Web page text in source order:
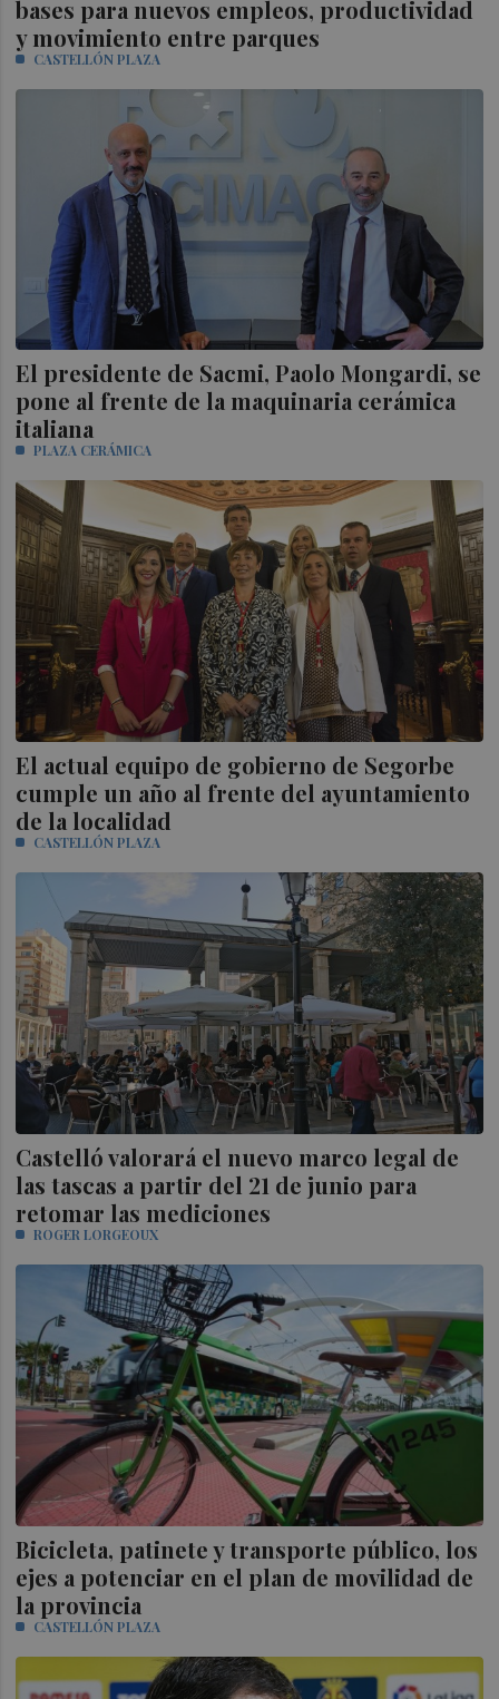
bases para nuevos empleos, productividad
y movimiento entre parques
CASTELLÓN PLAZA
El presidente de Sacmi, Paolo Mongardi, se
pone al frente de la maquinaria cerámica
italiana
PLAZA CERÁMICA
El actual equipo de gobierno de Segorbe
cumple un año al frente del ayuntamiento
de la localidad
CASTELLÓN PLAZA
Castelló valorará el nuevo marco legal de
las tascas a partir del 21 de junio para
retomar las mediciones
ROGER LORGEOUX
Bicicleta, patinete y transporte público, los
ejes a potenciar en el plan de movilidad de
la provincia
CASTELLÓN PLAZA